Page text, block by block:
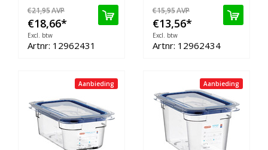
€21,95AVP
€18,66*
Excl. btw
Artnr: 12962431
€15,95AVP
€13,56*
Excl. btw
Artnr: 12962434
Aanbieding Aanbieding